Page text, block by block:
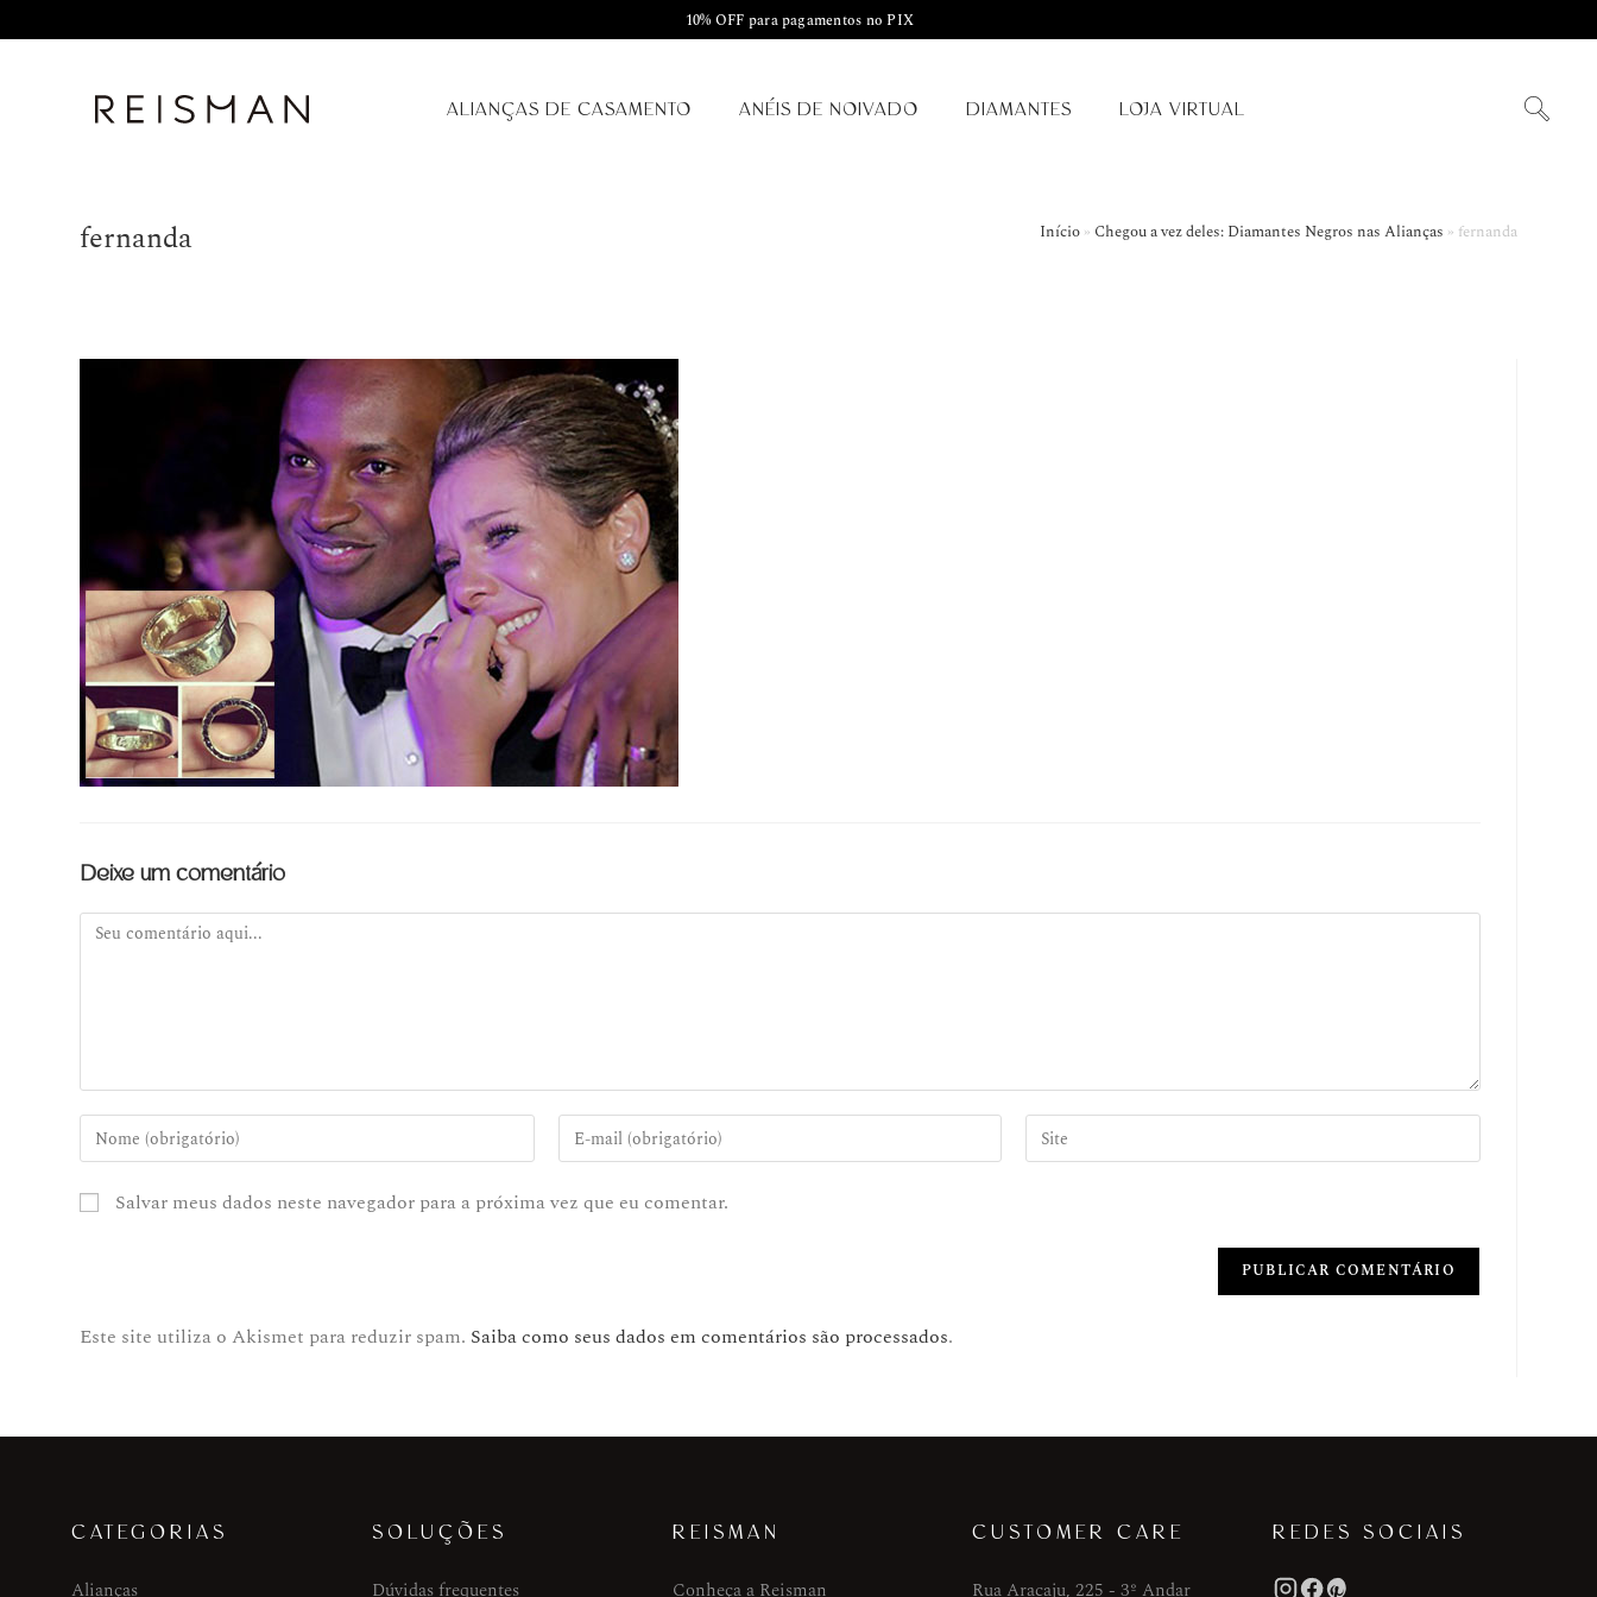
10% OFF para pagamentos no PIX
ALIANÇAS DE CASAMENTO ANÉIS DE NOIVADO DIAMANTES LOJA VIRTUAL
fernanda Início» Chegou a vez deles: Diamantes Negros nas Alianças » fernanda
Deixe um comentário
Salvar meus dados neste navegador para a próxima vez que eu comentar.
Este site utiliza o Akismet para reduzir spam. Saiba como seus dados em comentários são processados.
CATEGORIAS
Alianças
SOLUÇÕES
Dúvidas frequentes
REISMAN
Conheça a Reisman
CUSTOMER CARE
Rua Aracaju, 225 - 3º Andar
REDES SOCIAIS